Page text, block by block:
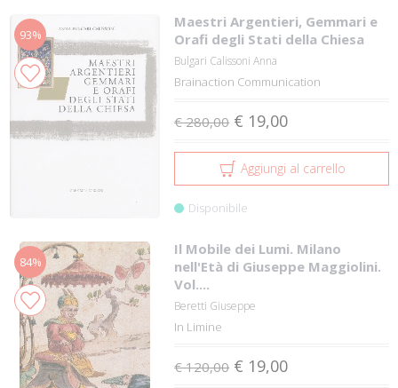
93%
Maestri Argentieri, Gemmari e
Orafi degli Stati della Chiesa
Bulgari Calissoni Anna
Brainaction Communication
€ 280,00 € 19,00
Aggiungi al carrello
Disponibile
84%
Il Mobile dei Lumi. Milano
nell'Età di Giuseppe Maggiolini.
Vol....
Beretti Giuseppe
In Limine
€ 120,00 € 19,00